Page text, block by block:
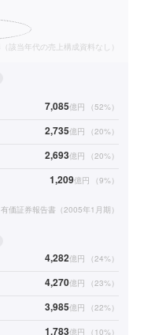
該当年代の売上構成資料なし）
7,085億円 （52%）
2,735億円 （20%）
2,693億円 （20%）
1,209億円 （9%）
有価証券報告書（2005年1月期）
4,282億円 （24%）
4,270億円 （23%）
3,985億円 （22%）
1,783億円 （ 10%）